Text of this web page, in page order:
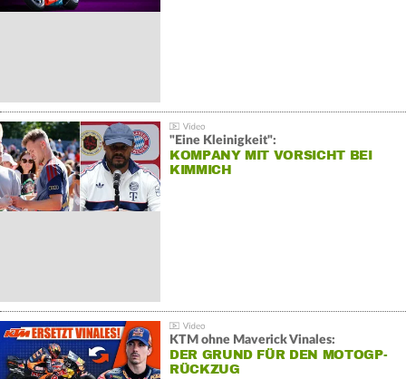
"Eine Kleinigkeit":
KOMPANY MIT VORSICHT BEI
KIMMICH
KTM ohne Maverick Vinales:
DER GRUND FÜR DEN MOTOGP-
RÜCKZUG